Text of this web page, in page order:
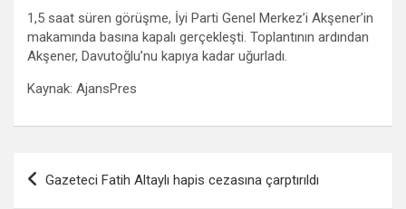
1,5 saat süren görüşme, İyi Parti Genel Merkez’i Akşener’in
makamında basına kapalı gerçekleşti. Toplantının ardından
Akşener, Davutoğlu’nu kapıya kadar uğurladı.
Kaynak: AjansPres
Yazı
gezinmesi
Gazeteci Fatih Altaylı hapis cezasına çarptırıldı